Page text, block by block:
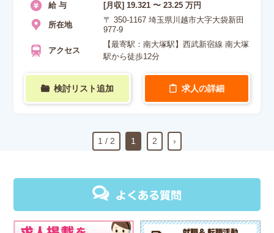
給 与 [月収] 19.321 〜 23.25 万円
所在地
〒 350-1167 埼玉県川越市大字大袋新田
977-9
アクセス
【最寄駅：南大塚駅】西武新宿線 南大塚
駅から徒歩12分
検討リスト追加 求人の詳細
1 / 2 1 2 ›
よくある質問